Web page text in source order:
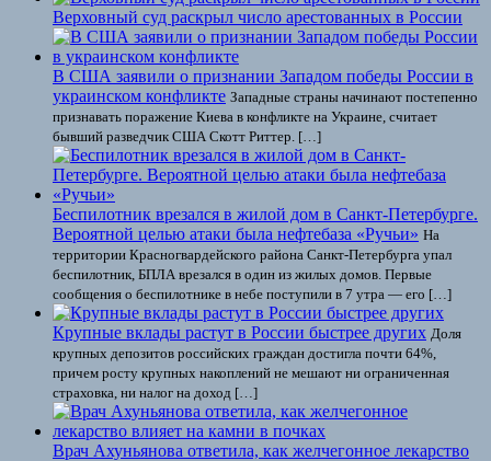
Верховный суд раскрыл число арестованных в России
В США заявили о признании Западом победы России в
украинском конфликте Западные страны начинают постепенно
признавать поражение Киева в конфликте на Украине, считает
бывший разведчик США Скотт Риттер. […]
Беспилотник врезался в жилой дом в Санкт-Петербурге.
Вероятной целью атаки была нефтебаза «Ручьи» На
территории Красногвардейского района Санкт-Петербурга упал
беспилотник, БПЛА врезался в один из жилых домов. Первые
сообщения о беспилотнике в небе поступили в 7 утра — его […]
Крупные вклады растут в России быстрее других Доля
крупных депозитов российских граждан достигла почти 64%,
причем росту крупных накоплений не мешают ни ограниченная
страховка, ни налог на доход […]
Врач Ахуньянова ответила, как желчегонное лекарство